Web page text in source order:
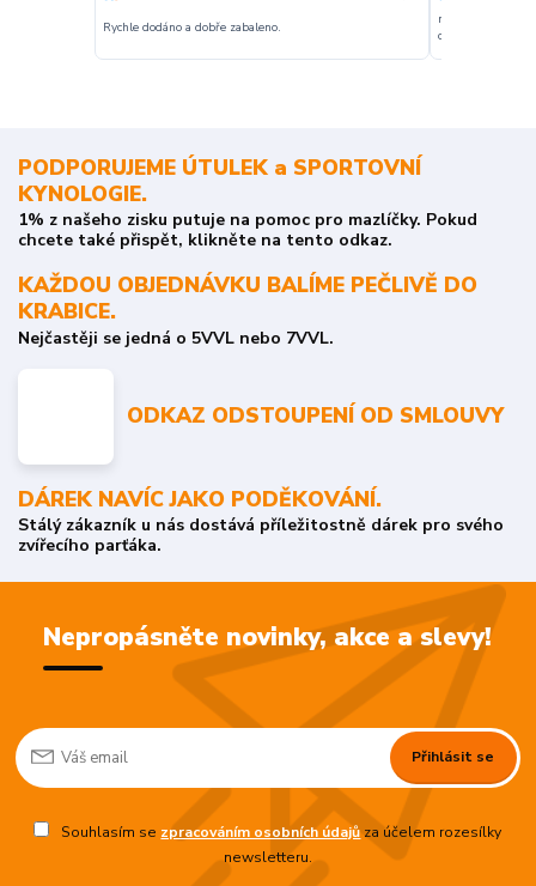
Rychle dodáno a dobře zabaleno.
nakupuji
o stavu
PODPORUJEME ÚTULEK a SPORTOVNÍ
KYNOLOGIE.
1% z našeho zisku putuje na pomoc pro mazlíčky. Pokud
chcete také přispět, klikněte na tento odkaz.
KAŽDOU OBJEDNÁVKU BALÍME PEČLIVĚ DO
KRABICE.
Nejčastěji se jedná o 5VVL nebo 7VVL.
ODKAZ ODSTOUPENÍ OD SMLOUVY
DÁREK NAVÍC JAKO PODĚKOVÁNÍ.
Stálý zákazník u nás dostává příležitostně dárek pro svého
zvířecího parťáka.
Nepropásněte novinky, akce a slevy!
Přihlásit se
Souhlasím se zpracováním osobních údajůza účelem rozesílky
newsletteru.